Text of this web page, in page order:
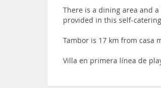
There is a dining area and
provided in this self-
Tambor is 17 km from casa
Villa en primera línea de